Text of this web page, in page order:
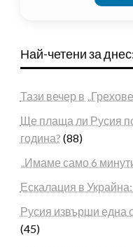
Най-четени за
Тази вечер в
Ще плаща ли Русия
година? (88)
„Имаме само 6
Ескалация в
Русия извърши една
(45)